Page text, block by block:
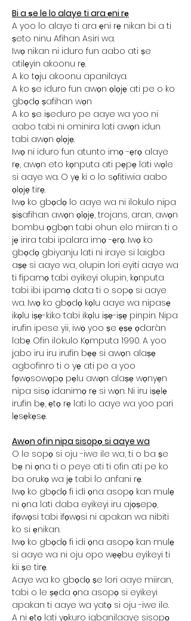
Bi a ṣe le lo alaye ti ara ẹni rẹ
A yoo lo alaye ti ara ẹni rẹ nikan bi a ti
ṣeto ninu Afihan Asiri wa.
Iwọ nikan ni iduro fun aabo ati ṣe
atilẹyin akoonu rẹ.
A ko tọju akoonu apanilaya.
A ko ṣe iduro fun awọn ọlọjẹ ati pe o ko
gbọdọ ṣafihan wọn
A ko ṣe iṣeduro pe aaye wa yoo ni
aabo tabi ni ominira lati awọn idun
tabi awọn ọlọjẹ.
Iwọ ni iduro fun atunto imọ -ẹrọ alaye
rẹ, awọn eto kọnputa ati pẹpẹ lati wọle
si aaye wa. O yẹ ki o lo sọfitiwia aabo
ọlọjẹ tirẹ.
Iwọ ko gbọdọ lo aaye wa ni ilokulo nipa
ṣiṣafihan awọn ọlọjẹ, trojans, aran, awọn
bombu ọgbọn tabi ohun elo miiran ti o
jẹ irira tabi ipalara imọ -ẹrọ. Iwọ ko
gbọdọ gbiyanju lati ni iraye si laigba
aṣẹ si aaye wa, olupin lori eyiti aaye wa
ti fipamọ tabi eyikeyi olupin, kọnputa
tabi ibi ipamọ data ti o sopọ si aaye
wa. Iwọ ko gbọdọ kọlu aaye wa nipasẹ
ikọlu iṣẹ-kiko tabi ikọlu iṣẹ-iṣẹ pinpin. Nipa
irufin ipese yii, iwọ yoo ṣe ẹṣẹ ọdaràn
labẹ Ofin ilokulo Kọmputa 1990. A yoo
jabo iru iru irufin bẹẹ si awọn alaṣẹ
agbofinro ti o yẹ ati pe a yoo
fọwọsowọpọ pẹlu awọn alaṣẹ wọnyẹn
nipa sisọ idanimọ rẹ si wọn. Ni iru iṣẹlẹ
irufin bẹ, ẹtọ rẹ lati lo aaye wa yoo pari
lẹsẹkẹsẹ.
Awọn ofin nipa sisopọ si aaye wa
O le sopọ si oju -iwe ile wa, ti o ba ṣe
bẹ ni ọna ti o peye ati ti ofin ati pe ko
ba orukọ wa jẹ tabi lo anfani rẹ.
Iwọ ko gbọdọ fi idi ọna asopọ kan mulẹ
ni ọna lati daba eyikeyi iru ajọṣepọ,
ifọwọsi tabi ifọwọsi ni apakan wa nibiti
ko si ẹnikan.
Iwọ ko gbọdọ fi idi ọna asopọ kan mulẹ
si aaye wa ni oju opo wẹẹbu eyikeyi ti
kii ṣe tirẹ.
Aaye wa ko gbọdọ ṣe lori aaye miiran,
tabi o le ṣẹda ọna asopọ si eyikeyi
apakan ti aaye wa yatọ si oju -iwe ile.
A ni ẹtọ lati yọkuro igbanilaaye sisopọ